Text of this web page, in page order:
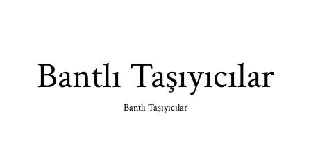
Bantlı Taşıyıcılar
Bantlı Taşıyıcılar